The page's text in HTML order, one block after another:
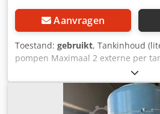
Aanvragen
Toestand: gebruikt, Tankinhoud
pompen Maximaal 2 externe per
Max. 50 cc/sec. per pomp
Technische ondersteuning op